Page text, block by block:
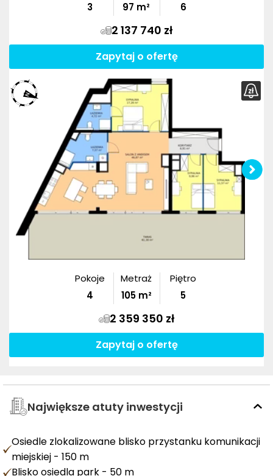
3
97 m²
6
2 137 740 zł
Zapytaj o ofertę
Pokoje
4
Metraż
105m²
Piętro
5
2 359 350 zł
Zapytaj o ofertę
Największe atuty inwestycji
Osiedle zlokalizowane blisko przystanku komunikacji
miejskiej - 150 m
Blisko osiedla park - 50 m